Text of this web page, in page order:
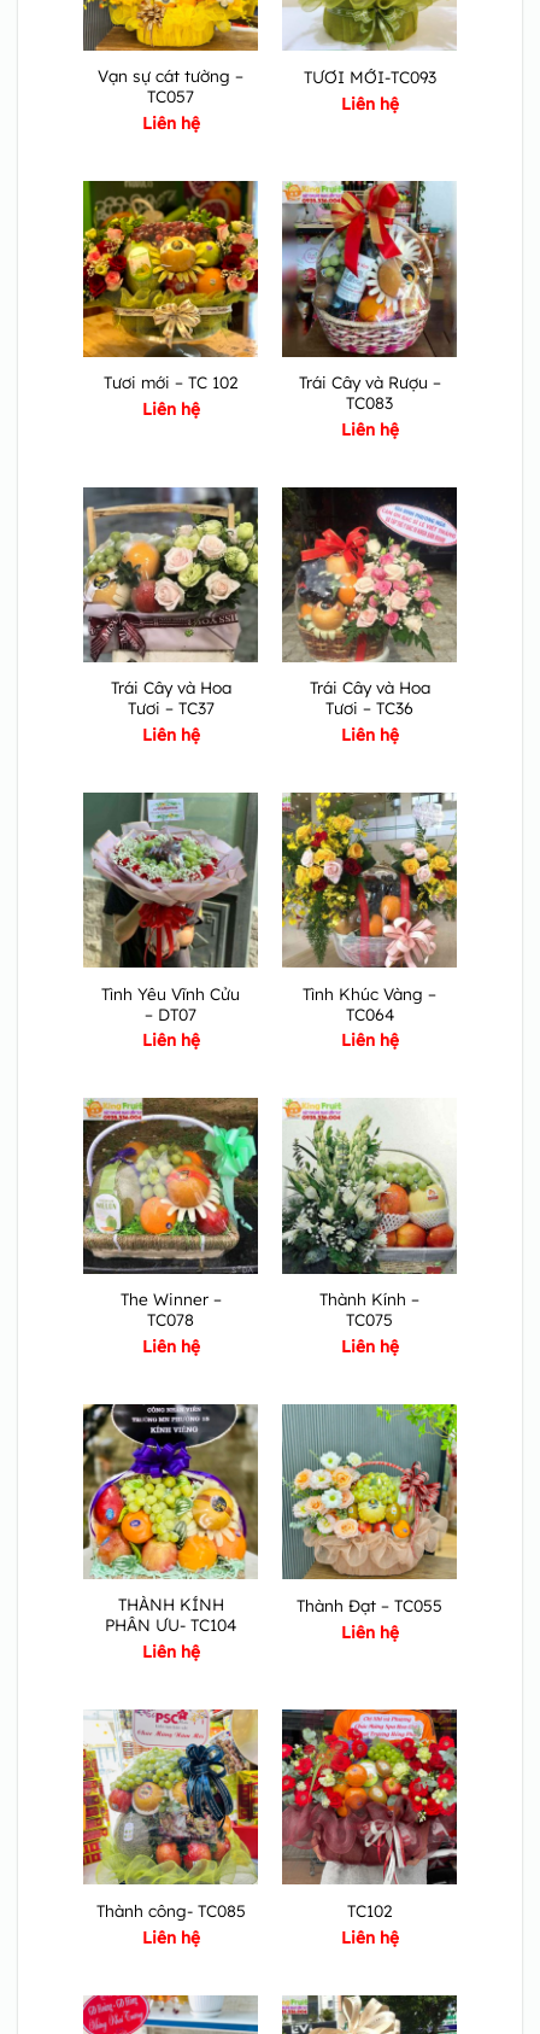
Vạn sự cát tường –
TC057
Liên hệ
TƯƠI MỚI-TC093
Liên hệ
Tươi mới – TC 102
Liên hệ
Trái Cây và Rượu –
TC083
Liên hệ
Trái Cây và Hoa
Tươi – TC37
Liên hệ
Trái Cây và Hoa
Tươi – TC36
Liên hệ
Tình Yêu Vĩnh Cửu
– DT07
Liên hệ
Tình Khúc Vàng –
TC064
Liên hệ
The Winner –
TC078
Liên hệ
Thành Kính –
TC075
Liên hệ
THÀNH KÍNH
PHÂN ƯU- TC104
Liên hệ
Thành Đạt – TC055
Liên hệ
Thành công- TC085
Liên hệ
TC102
Liên hệ